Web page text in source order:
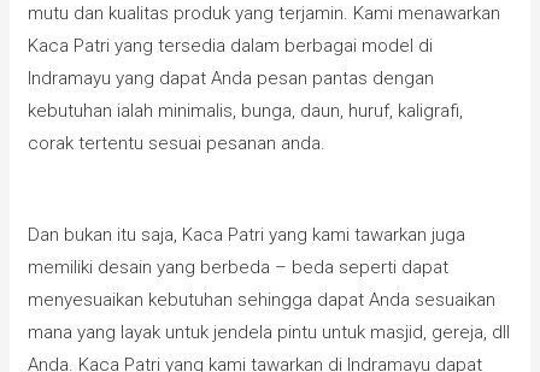
mutu dan kualitas produk yang terjamin. Kami menawarkan
Kaca Patri yang tersedia dalam berbagai model di
Indramayu yang dapat Anda pesan pantas dengan
kebutuhan ialah minimalis, bunga, daun, huruf, kaligrafi,
corak tertentu sesuai pesanan anda.
Dan bukan itu saja, Kaca Patri yang kami tawarkan juga
memiliki desain yang berbeda – beda seperti dapat
menyesuaikan kebutuhan sehingga dapat Anda sesuaikan
mana yang layak untuk jendela pintu untuk masjid, gereja, dll
Anda. Kaca Patri yang kami tawarkan di Indramayu dapat